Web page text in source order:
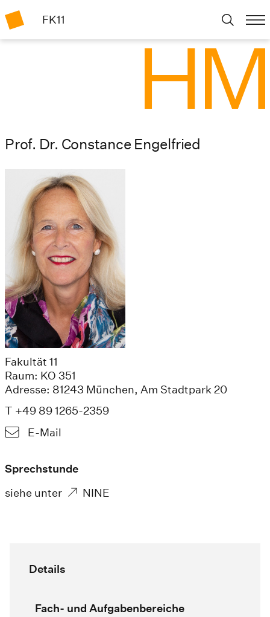
FK11
Prof. Dr. Constance Engelfried
Fakultät 11
Raum: KO 351
Adresse: 81243 München, Am Stadtpark 20
T +49 89 1265-2359
E-Mail
Sprechstunde
siehe unter
NINE
Details
Fach- und Aufgabenbereiche